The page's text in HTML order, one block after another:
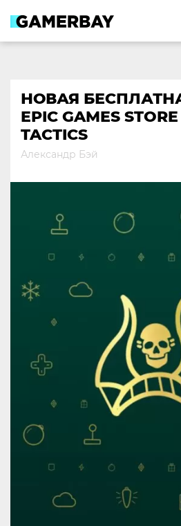
content
НОВАЯ
EPIC GAMES
TACTICS
Александр Бэй